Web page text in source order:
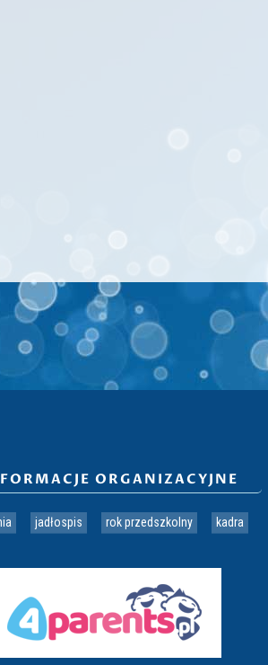
ORGANIZACYJNE
jadłospis rok przedszkolny kadra